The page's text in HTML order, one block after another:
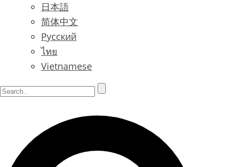
日本語
简体中文
Русский
ไทย
Vietnamese